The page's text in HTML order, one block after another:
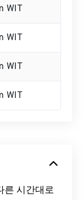
WIT
WIT
WIT
WIT
른 시간대로